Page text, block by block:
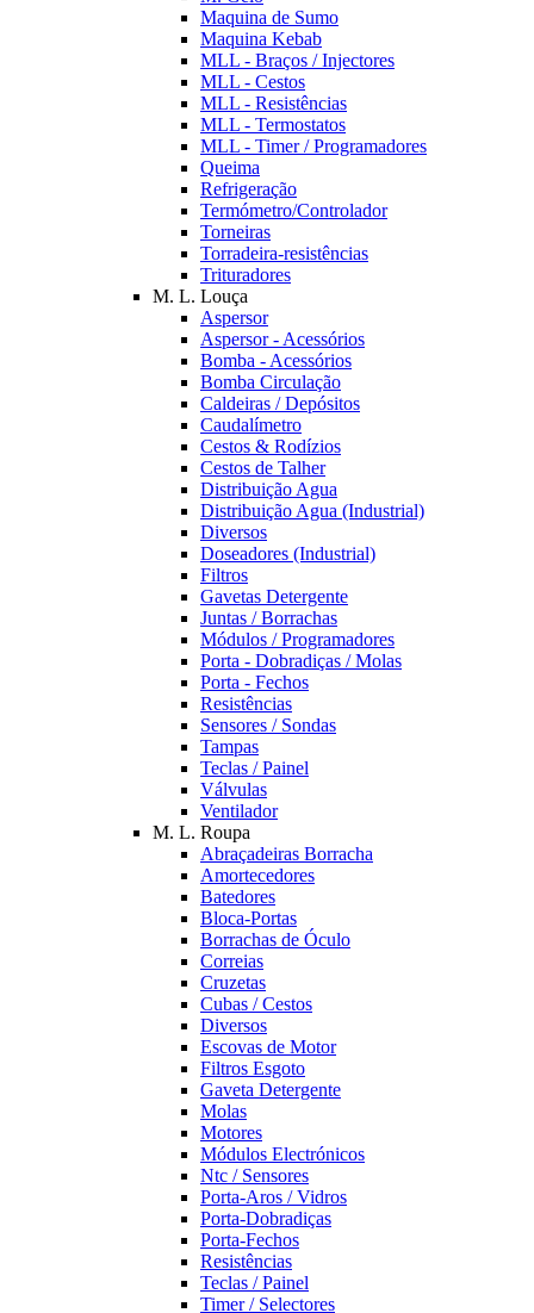
Maquina de Sumo
Maquina Kebab
MLL - Braços / Injectores
MLL - Cestos
MLL - Resistências
MLL - Termostatos
MLL - Timer / Programadores
Queima
Refrigeração
Termómetro/Controlador
Torneiras
Torradeira-resistências
Trituradores
M. L. Louça
Aspersor
Aspersor - Acessórios
Bomba - Acessórios
Bomba Circulação
Caldeiras / Depósitos
Caudalímetro
Cestos & Rodízios
Cestos de Talher
Distribuição Agua
Distribuição Agua (Industrial)
Diversos
Doseadores (Industrial)
Filtros
Gavetas Detergente
Juntas / Borrachas
Módulos / Programadores
Porta - Dobradiças / Molas
Porta - Fechos
Resistências
Sensores / Sondas
Tampas
Teclas / Painel
Válvulas
Ventilador
M. L. Roupa
Abraçadeiras Borracha
Amortecedores
Batedores
Bloca-Portas
Borrachas de Óculo
Correias
Cruzetas
Cubas / Cestos
Diversos
Escovas de Motor
Filtros Esgoto
Gaveta Detergente
Molas
Motores
Módulos Electrónicos
Ntc / Sensores
Porta-Aros / Vidros
Porta-Dobradiças
Porta-Fechos
Resistências
Teclas / Painel
Timer / Selectores